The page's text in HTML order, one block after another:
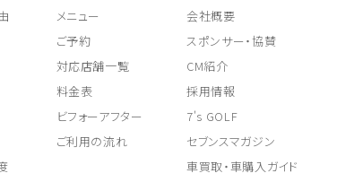
メニュー
ご予約
対応店舗一覧
料金表
ビフォーアフター
ご利用の流れ
会社概要
スポンサー・協賛
CM紹介
採用情報
7's GOLF
セブンスマガジン
車買取・車購入ガイド